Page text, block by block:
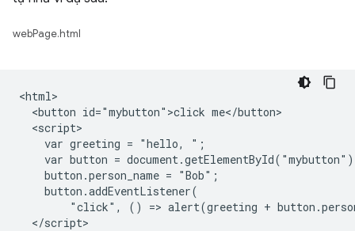
webPage.html
<html>
  <button id="mybutton">click me</button>
  <script>
    var greeting = "hello, ";
var button =
    button.person_name = "Bob";
    button.addEventListener(
"click", () => alert(greeting +
  </script>